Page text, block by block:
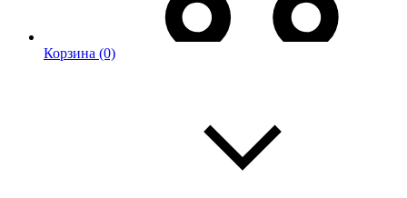
Корзина (0)